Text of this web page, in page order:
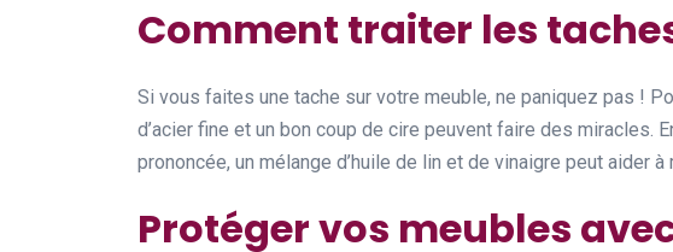
Comment traiter les
Si vous faites une tache sur votre meuble, ne paniquez pas !
d’acier fine et un bon coup de cire peuvent faire des miracles.
prononcée, un mélange d’huile de lin et de vinaigre peut aider à
Protéger vos meubles